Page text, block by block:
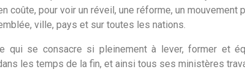
coûte, pour voir un réveil, une réforme, un
ville, pays et sur toutes les nations.
qui se consacre si pleinement à lever, former et
les temps de la fin, et ainsi tous ses ministères